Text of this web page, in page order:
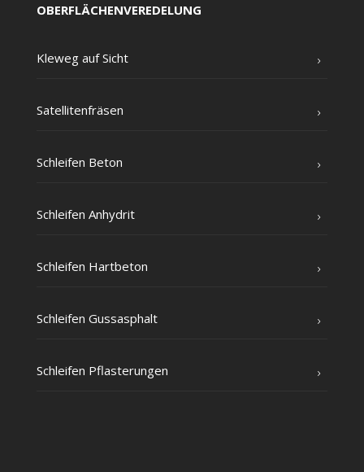
OBERFLÄCHENVEREDELUNG
Kle­weg auf Sicht
Satel­li­ten­frä­sen
Schlei­fen Beton
Schlei­fen Anhydrit
Schlei­fen Hartbeton
Schlei­fen Gussasphalt
Schlei­fen Pflasterungen